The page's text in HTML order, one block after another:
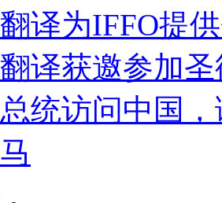
译为IFFO提
译获邀参加
统访问中国